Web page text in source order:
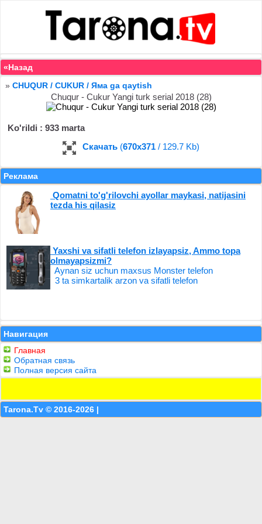
«Назад
» CHUQUR / CUKUR / Яма ga qaytish
Chuqur - Cukur Yangi turk serial 2018 (28)
Ko'rildi : 933 marta
Скачать (670x371 / 129.7 Kb)
Реклама
Qomatni to'g'rilovchi ayollar maykasi, natijasini
tezda his qilasiz
Yaxshi va sifatli telefon izlayapsiz, Ammo topa
olmayapsizmi?
Aynan siz uchun maxsus Monster telefon
3 ta simkartalik arzon va sifatli telefon
Навигация
Главная
Обратная связь
Полная версия сайта
Tarona.Tv © 2016-2026 |